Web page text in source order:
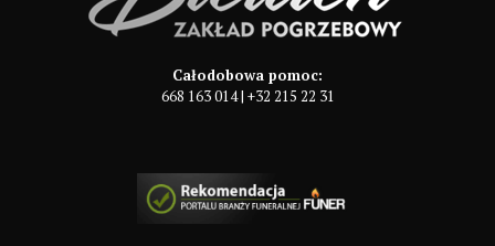
Całodobowa pomoc:
668 163 014| +32 215 22 31